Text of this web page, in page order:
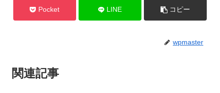
Pocket LINE コピー
wpmaster
関連記事